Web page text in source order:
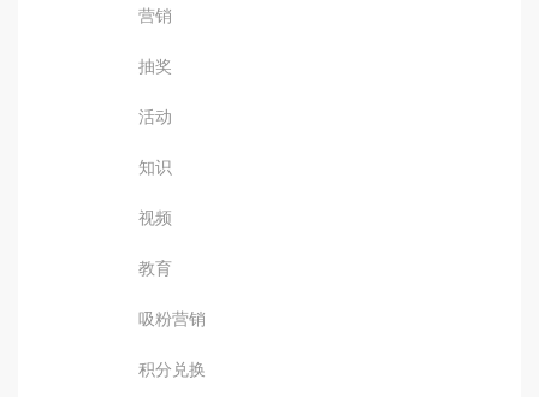
营销
抽奖
活动
知识
视频
教育
吸粉营销
积分兑换